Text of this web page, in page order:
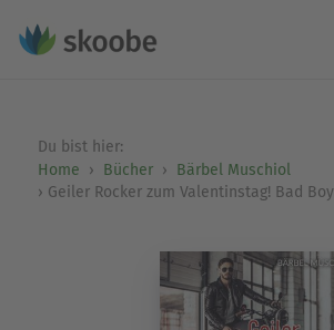
Du bist hier:
Home
Bücher
Bärbel Muschiol
Geiler Rocker zum Valentinstag! Bad